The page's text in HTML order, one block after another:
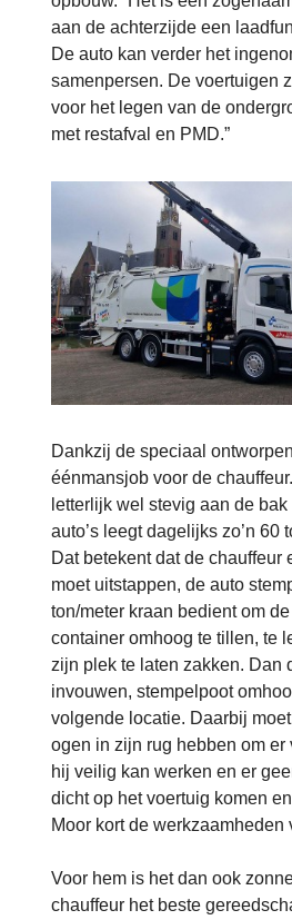
aan de achterzijde een
De auto kan verder het
samenpersen. De voertuigen
voor het legen van de
met restafval en PMD.”
Dankzij de speciaal
éénmansjob voor de
letterlijk wel stevig aan de bak
auto’s leegt dagelijks zo’n 60
Dat betekent dat de chauffeur
moet uitstappen, de auto
ton/meter kraan bedient om
container omhoog te tillen, te
zijn plek te laten zakken. Dan
invouwen, stempelpoot
volgende locatie. Daarbij
ogen in zijn rug hebben om er
hij veilig kan werken en er
dicht op het voertuig komen
Moor kort de werkzaamheden
Voor hem is het dan ook
chauffeur het beste